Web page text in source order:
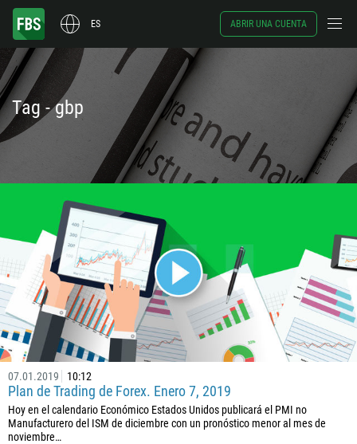
ES ABRIR UNA CUENTA
Tag - gbp
07.01.2019 10:12
Plan de Trading de Forex. Enero 7, 2019
Hoy en el calendario Económico Estados Unidos publicará el PMI no
Manufacturero del ISM de diciembre con un pronóstico menor al mes de
noviembre…